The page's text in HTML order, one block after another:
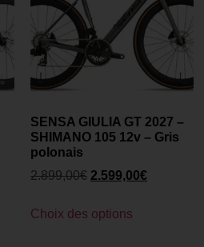
SENSA GIULIA GT 2027 –
SHIMANO 105 12v – Gris
polonais
2.899,00€ 2.599,00€
Choix des options